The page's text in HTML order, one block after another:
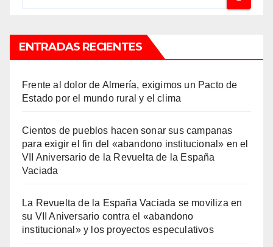
ENTRADAS RECIENTES
Frente al dolor de Almería, exigimos un Pacto de
Estado por el mundo rural y el clima
Cientos de pueblos hacen sonar sus campanas
para exigir el fin del «abandono institucional» en el
VII Aniversario de la Revuelta de la España
Vaciada
La Revuelta de la España Vaciada se moviliza en
su VII Aniversario contra el «abandono
institucional» y los proyectos especulativos